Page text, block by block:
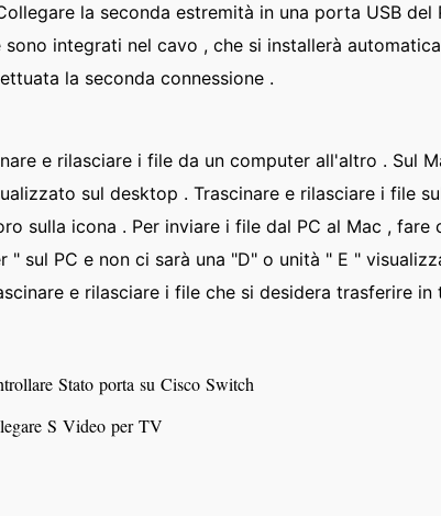
la seconda estremità in una porta USB del
sono integrati nel cavo , che si installerà
la seconda connessione .
e rilasciare i file da un computer all'altro . Sul
sul desktop . Trascinare e rilasciare i file
sulla icona . Per inviare i file dal PC al Mac , fare
" sul PC e non ci sarà una "D" o unità " E "
e rilasciare i file che si desidera trasferire in
Stato porta su Cisco Switch
S Video per TV